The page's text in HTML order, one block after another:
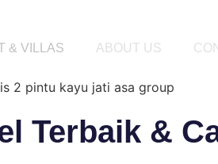
& VILLAS ABOUT US
Terbaik &